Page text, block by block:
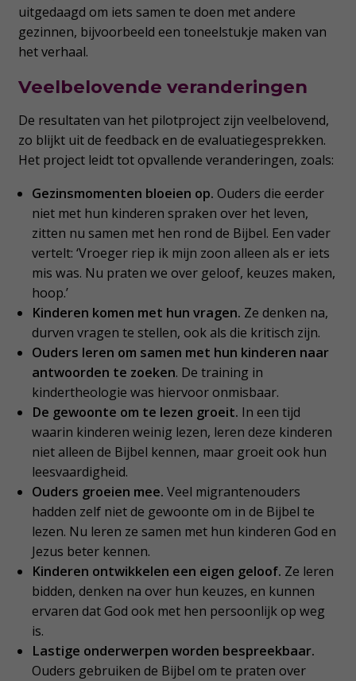
uitgedaagd om iets samen te doen met andere
gezinnen, bijvoorbeeld een toneelstukje maken van
het verhaal.
Veelbelovende veranderingen
De resultaten van het pilotproject zijn veelbelovend,
zo blijkt uit de feedback en de evaluatiegesprekken.
Het project leidt tot opvallende veranderingen, zoals:
Gezinsmomenten bloeien op. Ouders die eerder
niet met hun kinderen spraken over het leven,
zitten nu samen met hen rond de Bijbel. Een vader
vertelt: ‘Vroeger riep ik mijn zoon alleen als er iets
mis was. Nu praten we over geloof, keuzes maken,
hoop.’
Kinderen komen met hun vragen. Ze denken na,
durven vragen te stellen, ook als die kritisch zijn.
Ouders leren om samen met hun kinderen naar
antwoorden te zoeken. De training in
kindertheologie was hiervoor onmisbaar.
De gewoonte om te lezen groeit. In een tijd
waarin kinderen weinig lezen, leren deze kinderen
niet alleen de Bijbel kennen, maar groeit ook hun
leesvaardigheid.
Ouders groeien mee. Veel migrantenouders
hadden zelf niet de gewoonte om in de Bijbel te
lezen. Nu leren ze samen met hun kinderen God en
Jezus beter kennen.
Kinderen ontwikkelen een eigen geloof. Ze leren
bidden, denken na over hun keuzes, en kunnen
ervaren dat God ook met hen persoonlijk op weg
is.
Lastige onderwerpen worden bespreekbaar.
Ouders gebruiken de Bijbel om te praten over